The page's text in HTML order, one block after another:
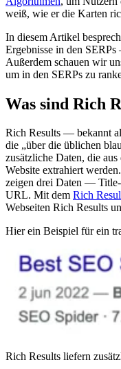
weiß, wie er die Karten
In diesem Artikel
Ergebnisse in den
Außerdem schauen wir
um in den SERPs zu
Was sind Rich
Rich Results — bekannt
die „über die üblichen
zusätzliche Daten, die
Website extrahiert
zeigen drei Daten —
URL. Mit dem Rich
Webseiten Rich Results
Hier ein Beispiel für ein
Rich Results liefern